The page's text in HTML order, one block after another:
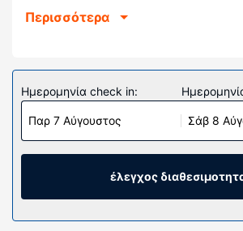
από: Μουσείο Γεωργίας και Δασοκομίας.
Η αγροικία με κλιματισμό διαθέτει μια
θα νιώσετε σίγουρα σαν στο σπίτι σας.
πάρκινγκ σε κοντινή απόσταση.
Άλλες παροχές
Στους χώρους μας θα βρείτε δωρεάν
παρκαδόρο.
Περισσότερα
Ημερομηνία check in:
Παρ 7 Αύγουστος Σάβ 8
έλεγχος